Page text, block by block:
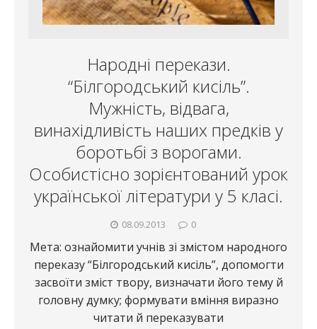
Народні перекази.
“Білгородський кисіль”.
Мужність, відвага,
винахідливість наших предків у
боротьбі з ворогами.
Особистісно зорієнтований урок
української літератури у 5 класі.
08.09.2013 0
Мета: ознайомити учнів зі змістом народного
переказу “Білгородський кисіль”, допомогти
засвоїти зміст твору, визначати його тему й
головну думку; формувати вміння виразно
читати й переказувати